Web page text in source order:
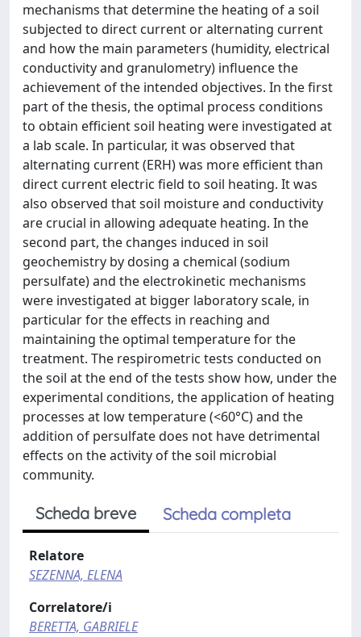
mechanisms that determine the heating of a soil
subjected to direct current or alternating current
and how the main parameters (humidity, electrical
conductivity and granulometry) influence the
achievement of the intended objectives. In the first
part of the thesis, the optimal process conditions
to obtain efficient soil heating were investigated at
a lab scale. In particular, it was observed that
alternating current (ERH) was more efficient than
direct current electric field to soil heating. It was
also observed that soil moisture and conductivity
are crucial in allowing adequate heating. In the
second part, the changes induced in soil
geochemistry by dosing a chemical (sodium
persulfate) and the electrokinetic mechanisms
were investigated at bigger laboratory scale, in
particular for the effects in reaching and
maintaining the optimal temperature for the
treatment. The respirometric tests conducted on
the soil at the end of the tests show how, under the
experimental conditions, the application of heating
processes at low temperature (<60°C) and the
addition of persulfate does not have detrimental
effects on the activity of the soil microbial
community.
Scheda breve Scheda completa
Relatore
SEZENNA, ELENA
Correlatore/i
BERETTA, GABRIELE